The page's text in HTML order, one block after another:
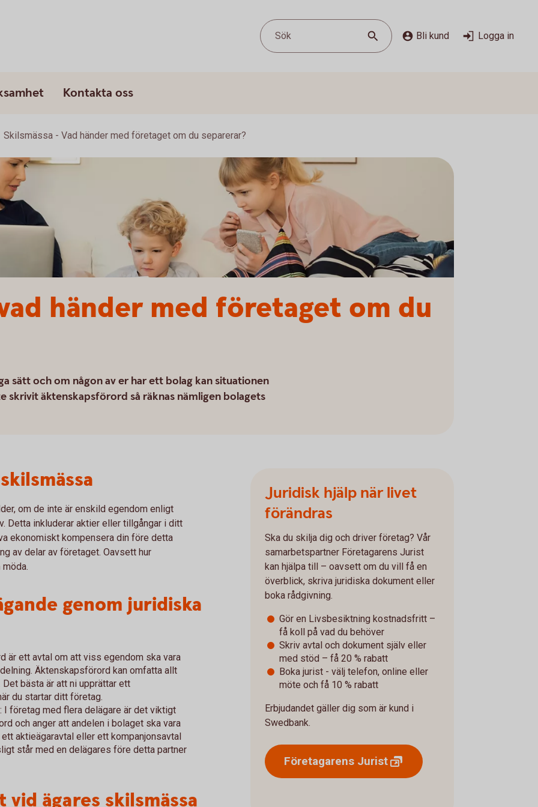
Sök Bli kund Logga in
Kontakta oss
Skilsmässa - Vad händer med företaget om du separerar?
händer med företaget om du
sätt och om någon av er har ett bolag kan situationen
skrivit äktenskapsförord så räknas nämligen bolagets
om de inte är enskild egendom enligt
Detta inkluderar aktier eller tillgångar i ditt
ekonomiskt kompensera din före detta
av delar av företaget. Oavsett hur
genom juridiska
är ett avtal om att viss egendom ska vara
Äktenskapsförord kan omfatta allt
bästa är att ni upprättar ett
du startar ditt företag.
: I företag med flera delägare är det viktigt
och anger att andelen i bolaget ska vara
aktieägaravtal eller ett kompanjonsavtal
står med en delägares före detta partner
ägares skilsmässa
Juridisk hjälp när livet
förändras
Ska du skilja dig och driver företag? Vår
samarbetspartner Företagarens Jurist
kan hjälpa till – oavsett om du vill få en
överblick, skriva juridiska dokument eller
boka rådgivning.
Gör en Livsbesiktning kostnadsfritt –
få koll på vad du behöver
Skriv avtal och dokument själv eller
med stöd – få 20 % rabatt
Boka jurist - välj telefon, online eller
möte och få 10 % rabatt
Erbjudandet gäller dig som är kund i
Swedbank.
Företagarens Jurist